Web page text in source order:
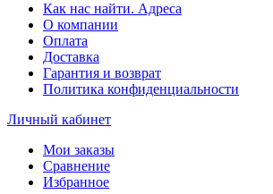
Как нас найти. Адреса
О компании
Оплата
Доставка
Гарантия и возврат
Политика конфиденциальности
Личный кабинет
Мои заказы
Сравнение
Избранное